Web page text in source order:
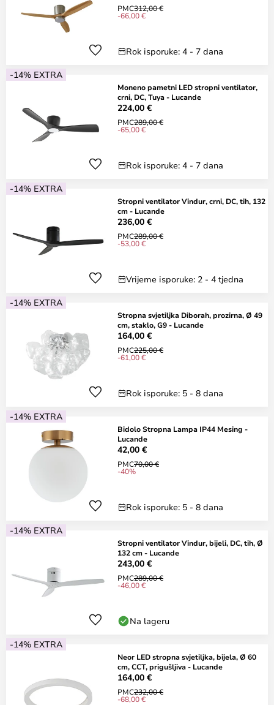
PMC312,00 €
-66,00 €
Rok isporuke: 4 - 7 dana
-14% EXTRA
Moneno pametni LED stropni ventilator,
crni, DC, Tuya - Lucande
224,00 €
PMC289,00 €
-65,00 €
Rok isporuke: 4 - 7 dana
-14% EXTRA
Stropni ventilator Vindur, crni, DC, tih, 132
cm - Lucande
236,00 €
PMC289,00 €
-53,00 €
Vrijeme isporuke: 2 - 4 tjedna
-14% EXTRA
Stropna svjetiljka Diborah, prozirna, Ø 49
cm, staklo, G9 - Lucande
164,00 €
PMC225,00 €
-61,00 €
Rok isporuke: 5 - 8 dana
-14% EXTRA
Bidolo Stropna Lampa IP44 Mesing -
Lucande
42,00 €
PMC70,00 €
-40%
Rok isporuke: 5 - 8 dana
-14% EXTRA
Stropni ventilator Vindur, bijeli, DC, tih, Ø
132 cm - Lucande
243,00 €
PMC289,00 €
-46,00 €
Na lageru
-14% EXTRA
Neor LED stropna svjetiljka, bijela, Ø 60
cm, CCT, prigušljiva - Lucande
164,00 €
PMC232,00 €
-68,00 €